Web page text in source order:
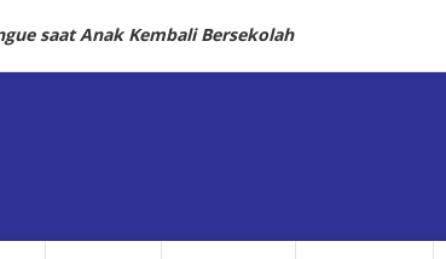
saat Anak Kembali Bersekolah